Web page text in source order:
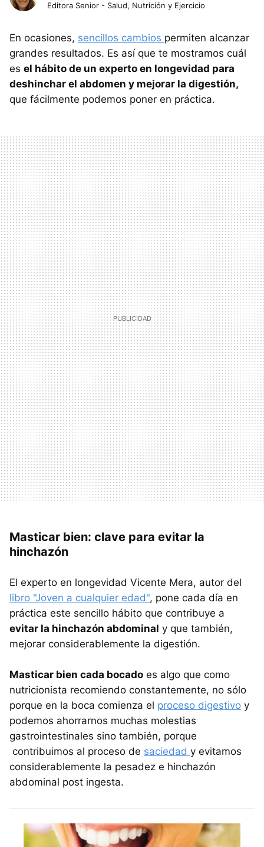
Editora Senior - Salud, Nutrición y Ejercicio
En ocasiones, sencillos cambios permiten alcanzar
grandes resultados. Es así que te mostramos cuál
es el hábito de un experto en longevidad para
deshinchar el abdomen y mejorar la digestión,
que fácilmente podemos poner en práctica.
Masticar bien: clave para evitar la
hinchazón
El experto en longevidad Vicente Mera, autor del
libro "Joven a cualquier edad", pone cada día en
práctica este sencillo hábito que contribuye a
evitar la hinchazón abdominal y que también,
mejorar considerablemente la digestión.
Masticar bien cada bocado es algo que como
nutricionista recomiendo constantemente, no sólo
porque en la boca comienza el proceso digestivo y
podemos ahorrarnos muchas molestias
gastrointestinales sino también, porque
contribuimos al proceso de saciedad y evitamos
considerablemente la pesadez e hinchazón
abdominal post ingesta.